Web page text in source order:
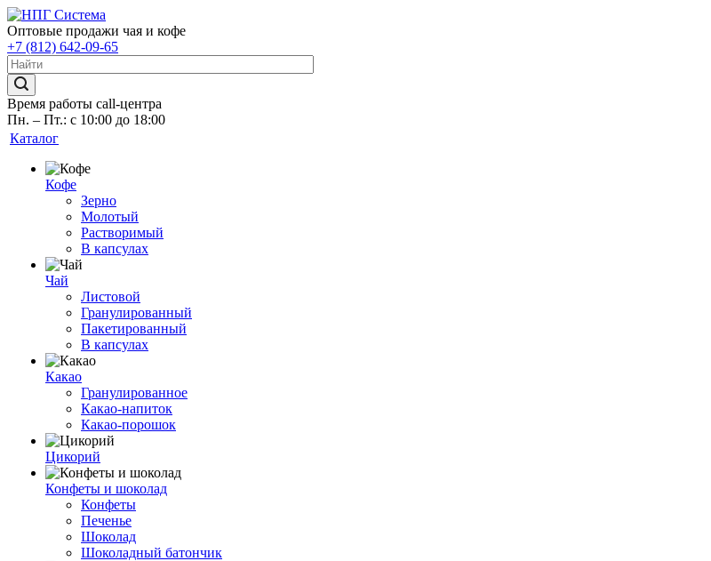
Оптовые продажи чая и кофе
+7 (812) 642-09-65
Время работы call-центра
Пн. – Пт.: с 10:00 до 18:00
Каталог
Кофе
Зерно
Молотый
Растворимый
В капсулах
Чай
Листовой
Гранулированный
Пакетированный
В капсулах
Какао
Гранулированное
Какао-напиток
Какао-порошок
Цикорий
Конфеты и шоколад
Конфеты
Печенье
Шоколад
Шоколадный батончик